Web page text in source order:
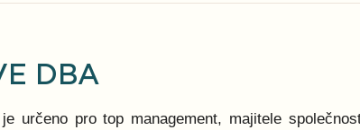
DBA
určeno pro top management, majitele